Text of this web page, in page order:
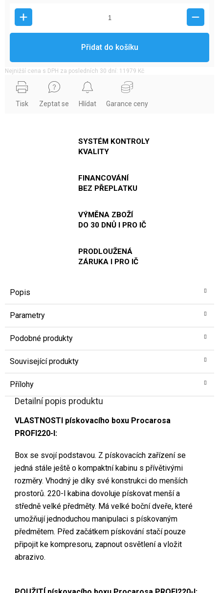
Přidat do košíku
Nejnižší cena s DPH za posledních 30 dní: 11979 Kč
Tisk Zeptat se Hlídat Garance ceny
SYSTÉM KONTROLY
KVALITY
FINANCOVÁNÍ
BEZ PŘEPLATKU
VÝMĚNA ZBOŽÍ
DO 30 DNŮ I PRO IČ
PRODLOUŽENÁ
ZÁRUKA I PRO IČ
Popis
Parametry
Podobné produkty
Související produkty
Přílohy
Detailní popis produktu
VLASTNOSTI pískovacího boxu Procarosa
PROFI220-I:
Box se svojí podstavou. Z pískovacích zařízení se
jedná stále ještě o kompaktní kabinu s přívětivými
rozměry. Vhodný je díky své konstrukci do menších
prostorů. 220-l kabina dovoluje pískovat menší a
středně velké předměty. Má velké boční dveře, které
umožňují jednoduchou manipulaci s pískovaným
předmětem. Před začátkem pískování stačí pouze
připojit ke kompresoru, zapnout osvětlení a vložit
abrazivo.